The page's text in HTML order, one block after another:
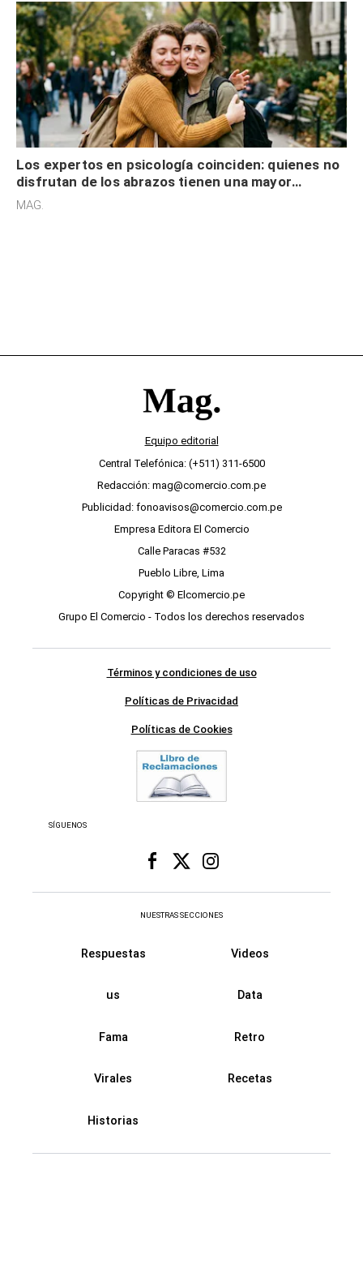
Los expertos en psicología coinciden: quienes no
disfrutan de los abrazos tienen una mayor
sensibilidad a los estímulos físicos y no es por
MAG.
Equipo editorial
Central Telefónica: (+511) 311-6500
Redacción: mag@comercio.com.pe
Publicidad: fonoavisos@comercio.com.pe
Empresa Editora El Comercio
Calle Paracas #532
Pueblo Libre, Lima
Copyright © Elcomercio.pe
Grupo El Comercio - Todos los derechos reservados
Términos y condiciones de uso
Políticas de Privacidad
Políticas de Cookies
SÍGUENOS
NUESTRAS SECCIONES
Respuestas Videos
us Data
Fama Retro
Virales Recetas
Historias